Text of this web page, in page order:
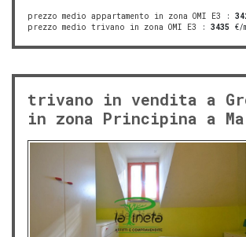
prezzo medio appartamento in zona OMI E3 :
prezzo medio trivano in zona OMI E3 : 3435 €/
trivano in vendita a
in zona Principina a